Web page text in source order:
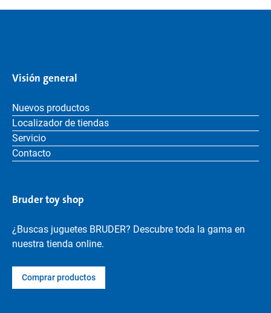
Visión general
Nuevos productos
Localizador de tiendas
Servicio
Contacto
Bruder toy shop
¿Buscas juguetes BRUDER? Descubre toda la gama en
nuestra tienda online.
Comprar productos